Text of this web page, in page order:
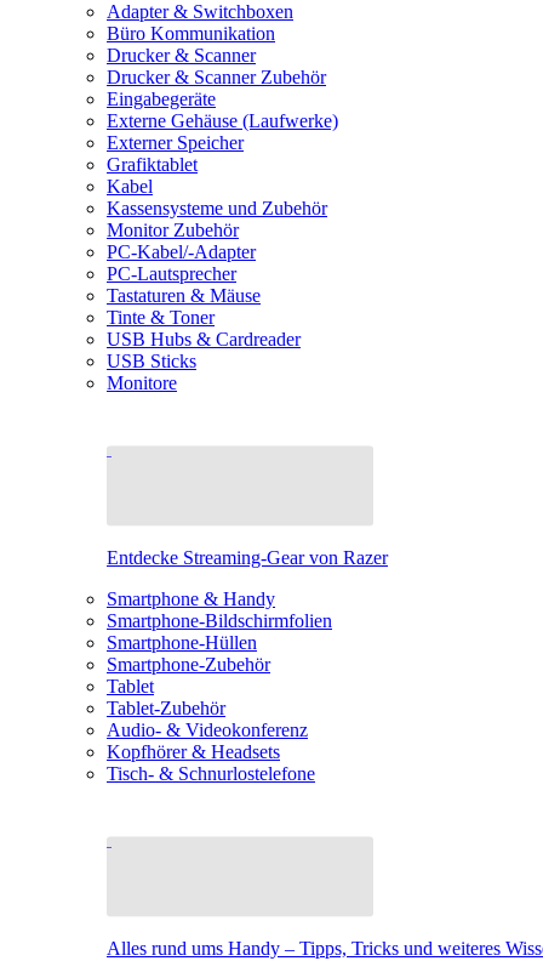
Adapter & Switchboxen
Büro Kommunikation
Drucker & Scanner
Drucker & Scanner Zubehör
Eingabegeräte
Externe Gehäuse (Laufwerke)
Externer Speicher
Grafiktablet
Kabel
Kassensysteme und Zubehör
Monitor Zubehör
PC-Kabel/-Adapter
PC-Lautsprecher
Tastaturen & Mäuse
Tinte & Toner
USB Hubs & Cardreader
USB Sticks
Monitore
Entdecke Streaming-Gear von Razer
Smartphone & Handy
Smartphone-Bildschirmfolien
Smartphone-Hüllen
Smartphone-Zubehör
Tablet
Tablet-Zubehör
Audio- & Videokonferenz
Kopfhörer & Headsets
Tisch- & Schnurlostelefone
Alles rund ums Handy – Tipps, Tricks und weiteres